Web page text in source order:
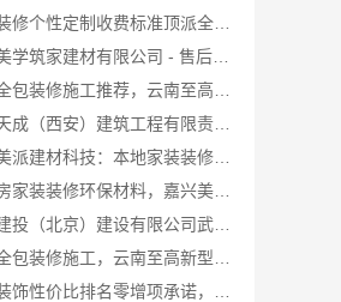
家庭装修个性定制收费标准顶派全铝高端定制
湖南美学筑家建材有限公司 - 售后质保完善商铺装修值得信赖
居安天成（西安）建筑工程有限责任公司西安雁塔区一站式家装设计刚需房售后完善
嘉兴美派建材科技：本地家装装修定制服务性价比高
自住房家装装修环保材料，嘉兴美派建材科技有限公司绿色建材优选
中蓝建投（北京）建设有限公司武功分公司西咸新区全包装修报价